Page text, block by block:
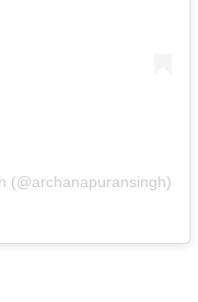
(@archanapuransingh)